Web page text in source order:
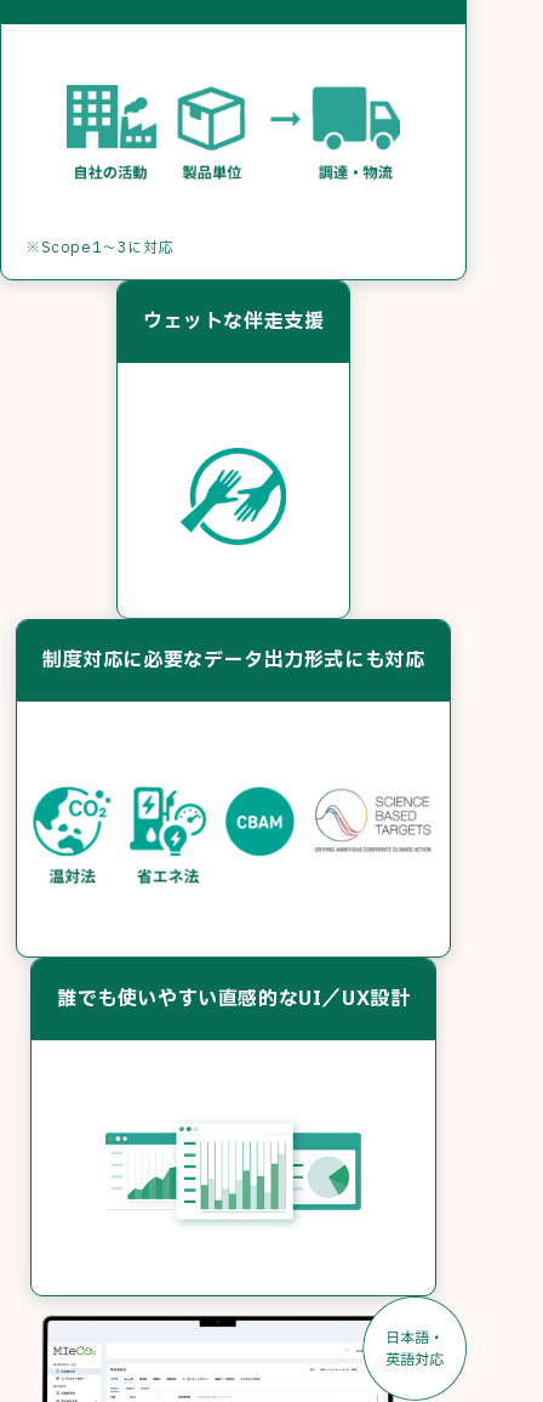
※Scope1〜3に対応
ウェットな伴走支援
制度対応に必要なデータ出力形式にも対応
誰でも使いやすい直感的なUI／UX設計